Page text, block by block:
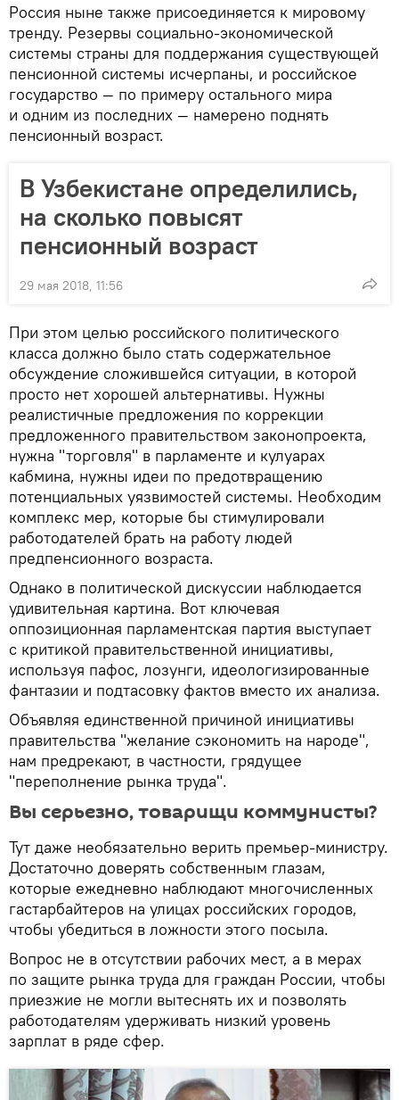
Россия ныне также присоединяется к мировому
тренду. Резервы социально-экономической
системы страны для поддержания существующей
пенсионной системы исчерпаны, и российское
государство — по примеру остального мира
и одним из последних — намерено поднять
пенсионный возраст.
В Узбекистане определились,
на сколько повысят
пенсионный возраст
29 мая 2018, 11:56
При этом целью российского политического
класса должно было стать содержательное
обсуждение сложившейся ситуации, в которой
просто нет хорошей альтернативы. Нужны
реалистичные предложения по коррекции
предложенного правительством законопроекта,
нужна "торговля" в парламенте и кулуарах
кабмина, нужны идеи по предотвращению
потенциальных уязвимостей системы. Необходим
комплекс мер, которые бы стимулировали
работодателей брать на работу людей
предпенсионного возраста.
Однако в политической дискуссии наблюдается
удивительная картина. Вот ключевая
оппозиционная парламентская партия выступает
с критикой правительственной инициативы,
используя пафос, лозунги, идеологизированные
фантазии и подтасовку фактов вместо их анализа.
Объявляя единственной причиной инициативы
правительства "желание сэкономить на народе",
нам предрекают, в частности, грядущее
"переполнение рынка труда".
Вы серьезно, товарищи коммунисты?
Тут даже необязательно верить премьер-министру.
Достаточно доверять собственным глазам,
которые ежедневно наблюдают многочисленных
гастарбайтеров на улицах российских городов,
чтобы убедиться в ложности этого посыла.
Вопрос не в отсутствии рабочих мест, а в мерах
по защите рынка труда для граждан России, чтобы
приезжие не могли вытеснять их и позволять
работодателям удерживать низкий уровень
зарплат в ряде сфер.